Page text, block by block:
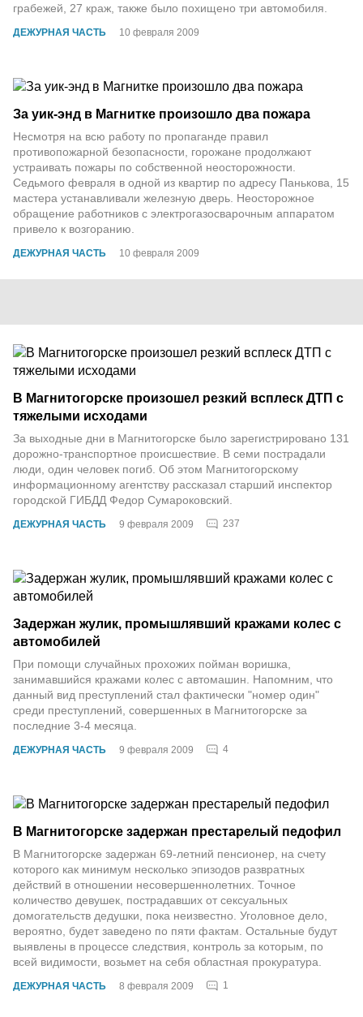
ДЕЖУРНАЯ ЧАСТЬ 10 февраля 2009
грабежей, 27 краж, также было похищено три автомобиля.
ДЕЖУРНАЯ ЧАСТЬ 10 февраля 2009
За уик-энд в Магнитке произошло два пожара
Несмотря на всю работу по пропаганде правил
противопожарной безопасности, горожане продолжают
устраивать пожары по собственной неосторожности.
Седьмого февраля в одной из квартир по адресу Панькова, 15
мастера устанавливали железную дверь. Неосторожное
обращение работников с электрогазосварочным аппаратом
привело к возгоранию.
ДЕЖУРНАЯ ЧАСТЬ 9 февраля 2009 237
В Магнитогорске произошел резкий всплеск ДТП с
тяжелыми исходами
За выходные дни в Магнитогорске было зарегистрировано 131
дорожно-транспортное происшествие. В семи пострадали
люди, один человек погиб. Об этом Магнитогорскому
информационному агентству рассказал старший инспектор
городской ГИБДД Федор Сумароковский.
ДЕЖУРНАЯ ЧАСТЬ 9 февраля 2009 4
Задержан жулик, промышлявший кражами колес с
автомобилей
При помощи случайных прохожих пойман воришка,
занимавшийся кражами колес с автомашин. Напомним, что
данный вид преступлений стал фактически "номер один"
среди преступлений, совершенных в Магнитогорске за
последние 3-4 месяца.
ДЕЖУРНАЯ ЧАСТЬ 8 февраля 2009 1
В Магнитогорске задержан престарелый педофил
В Магнитогорске задержан 69-летний пенсионер, на счету
которого как минимум несколько эпизодов развратных
действий в отношении несовершеннолетних. Точное
количество девушек, пострадавших от сексуальных
домогательств дедушки, пока неизвестно. Уголовное дело,
вероятно, будет заведено по пяти фактам. Остальные будут
выявлены в процессе следствия, контроль за которым, по
всей видимости, возьмет на себя областная прокуратура.